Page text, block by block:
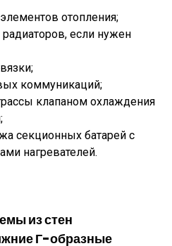
отопления;
если нужен
коммуникаций;
клапаном охлаждения
секционных батарей с
нагревателей.
из стен
Г-образные